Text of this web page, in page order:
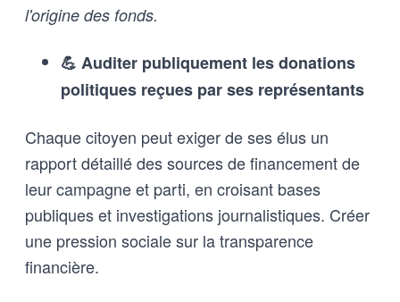
l'origine des fonds.
💪 Auditer publiquement les donations
politiques reçues par ses représentants
Chaque citoyen peut exiger de ses élus un
rapport détaillé des sources de financement de
leur campagne et parti, en croisant bases
publiques et investigations journalistiques. Créer
une pression sociale sur la transparence
financière.